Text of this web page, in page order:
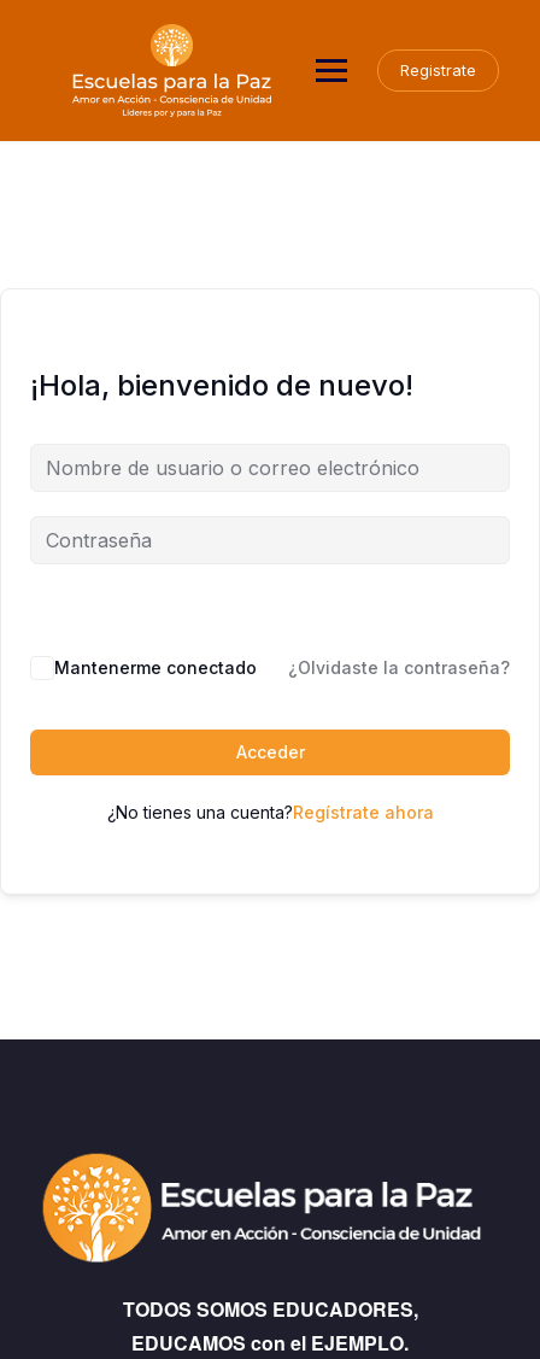
Registrate
¡Hola, bienvenido de nuevo!
Mantenerme conectado ¿Olvidaste la contraseña?
Acceder
¿No tienes una cuenta?Regístrate ahora
TODOS SOMOS EDUCADORES,
EDUCAMOS con el EJEMPLO.